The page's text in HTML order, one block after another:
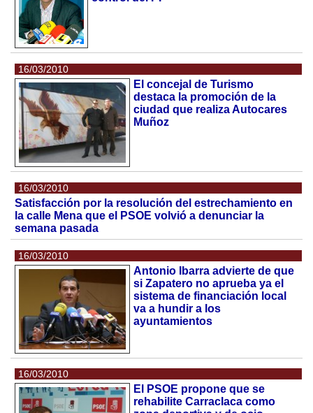
16/03/2010
El concejal de Turismo
destaca la promoción de la
ciudad que realiza Autocares
Muñoz
16/03/2010
Satisfacción por la resolución del estrechamiento en
la calle Mena que el PSOE volvió a denunciar la
semana pasada
16/03/2010
Antonio Ibarra advierte de que
si Zapatero no aprueba ya el
sistema de financiación local
va a hundir a los
ayuntamientos
16/03/2010
El PSOE propone que se
rehabilite Carraclaca como